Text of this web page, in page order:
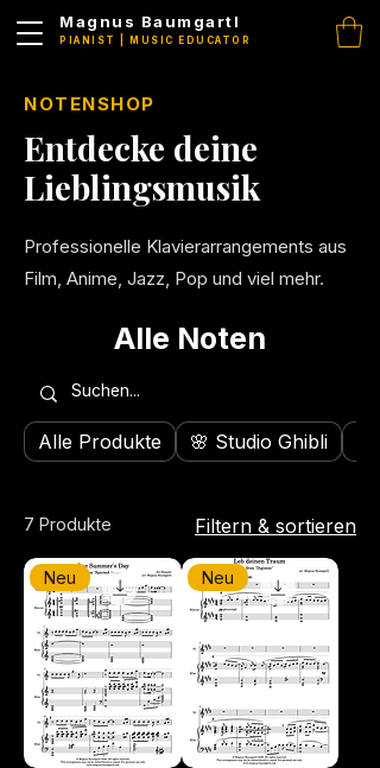
Magnus Baumgartl
PIANIST | MUSIC EDUCATOR
NOTENSHOP
Entdecke deine
Lieblingsmusik
Professionelle Klavierarrangements aus
Film, Anime, Jazz, Pop und viel mehr.
Alle Noten
Alle Produkte 🌸 Studio Ghibli
7 Produkte Filtern & sortieren
Neu Neu